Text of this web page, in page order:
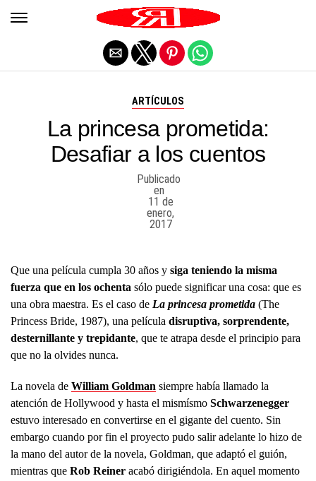
ARTÍCULOS
La princesa prometida:
Desafiar a los cuentos
Publicado
en
11 de
enero,
2017
Que una película cumpla 30 años y siga teniendo la misma
fuerza que en los ochenta sólo puede significar una cosa: que es
una obra maestra. Es el caso de La princesa prometida (The
Princess Bride, 1987), una película disruptiva, sorprendente,
desternillante y trepidante, que te atrapa desde el principio para
que no la olvides nunca.
La novela de William Goldman siempre había llamado la
atención de Hollywood y hasta el mismísmo Schwarzenegger
estuvo interesado en convertirse en el gigante del cuento. Sin
embargo cuando por fin el proyecto pudo salir adelante lo hizo de
la mano del autor de la novela, Goldman, que adaptó el guión,
mientras que Rob Reiner acabó dirigiéndola. En aquel momento
Salir de la versión móvil